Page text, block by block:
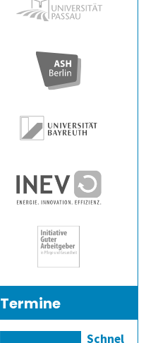
Termine
Schnel